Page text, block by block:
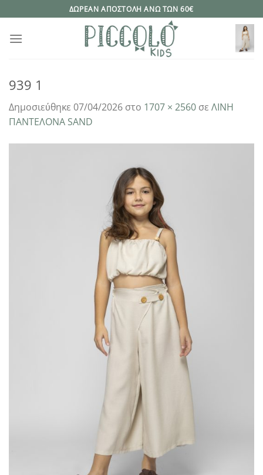
στο
περιεχόμενο
ΔΩΡΕΑΝ ΑΠΟΣΤΟΛΗ ΑΝΩ ΤΩΝ 60€
939 1
Δημοσιεύθηκε 07/04/2026 στο 1707 × 2560 σε ΛΙΝΗ
ΠΑΝΤΕΛΟΝΑ SAND